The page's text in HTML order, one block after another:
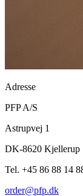
Adresse
PFP A/S
Astrupvej 1
DK-8620 Kjellerup
Tel. +45 86 88 14
order@pfp.dk